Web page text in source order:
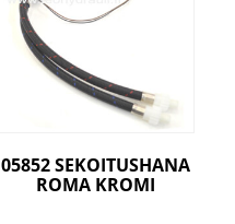
05852 SEKOITUSHANA
ROMA KROMI